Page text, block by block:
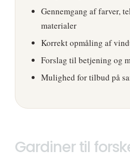
Gennemgang af farver,
materialer
Korrekt opmåling af
Forslag til betjening og
Mulighed for tilbud på
Gardiner til